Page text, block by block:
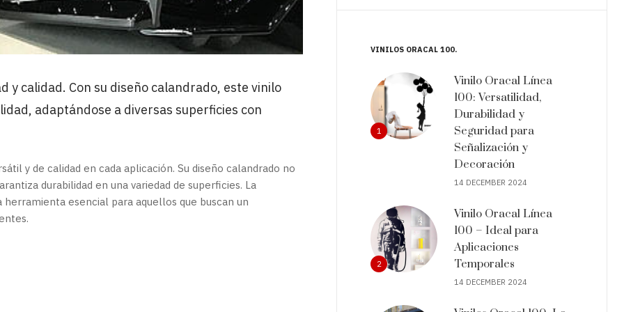
y calidad. Con su diseño calandrado, este vinilo
adaptándose a diversas superficies con
y de calidad en cada aplicación. Su diseño calandrado no
durabilidad en una variedad de superficies. La
esencial para aquellos que buscan un
VINILOS ORACAL 100
1
Vinilo Oracal Línea
100: Versatilidad,
Durabilidad y
Seguridad para
Señalización y
Decoración
14 DECEMBER 2024
2
Vinilo Oracal Línea
100 – Ideal para
Aplicaciones
Temporales
14 DECEMBER 2024